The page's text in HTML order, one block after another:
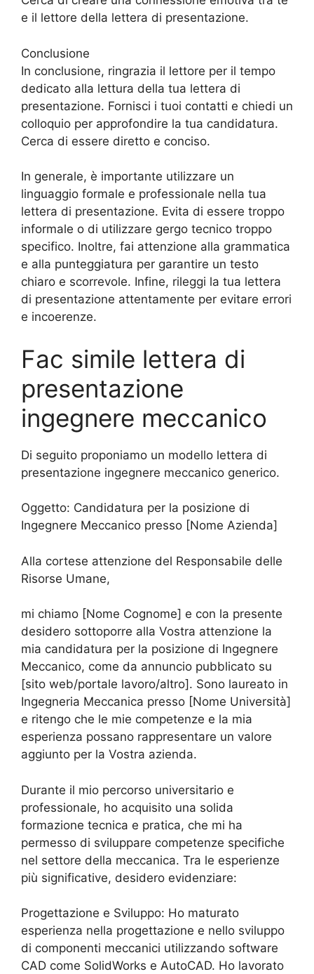
e il lettore della lettera di presentazione.
Conclusione
In conclusione, ringrazia il lettore per il tempo
dedicato alla lettura della tua lettera di
presentazione. Fornisci i tuoi contatti e chiedi un
colloquio per approfondire la tua candidatura.
Cerca di essere diretto e conciso.
In generale, è importante utilizzare un
linguaggio formale e professionale nella tua
lettera di presentazione. Evita di essere troppo
informale o di utilizzare gergo tecnico troppo
specifico. Inoltre, fai attenzione alla grammatica
e alla punteggiatura per garantire un testo
chiaro e scorrevole. Infine, rileggi la tua lettera
di presentazione attentamente per evitare errori
e incoerenze.
Fac simile lettera di
presentazione
ingegnere meccanico
Di seguito proponiamo un modello lettera di
presentazione ingegnere meccanico generico.
Oggetto: Candidatura per la posizione di
Ingegnere Meccanico presso [Nome Azienda]
Alla cortese attenzione del Responsabile delle
Risorse Umane,
mi chiamo [Nome Cognome] e con la presente
desidero sottoporre alla Vostra attenzione la
mia candidatura per la posizione di Ingegnere
Meccanico, come da annuncio pubblicato su
[sito web/portale lavoro/altro]. Sono laureato in
Ingegneria Meccanica presso [Nome Università]
e ritengo che le mie competenze e la mia
esperienza possano rappresentare un valore
aggiunto per la Vostra azienda.
Durante il mio percorso universitario e
professionale, ho acquisito una solida
formazione tecnica e pratica, che mi ha
permesso di sviluppare competenze specifiche
nel settore della meccanica. Tra le esperienze
più significative, desidero evidenziare:
Progettazione e Sviluppo: Ho maturato
esperienza nella progettazione e nello sviluppo
di componenti meccanici utilizzando software
CAD come SolidWorks e AutoCAD. Ho lavorato